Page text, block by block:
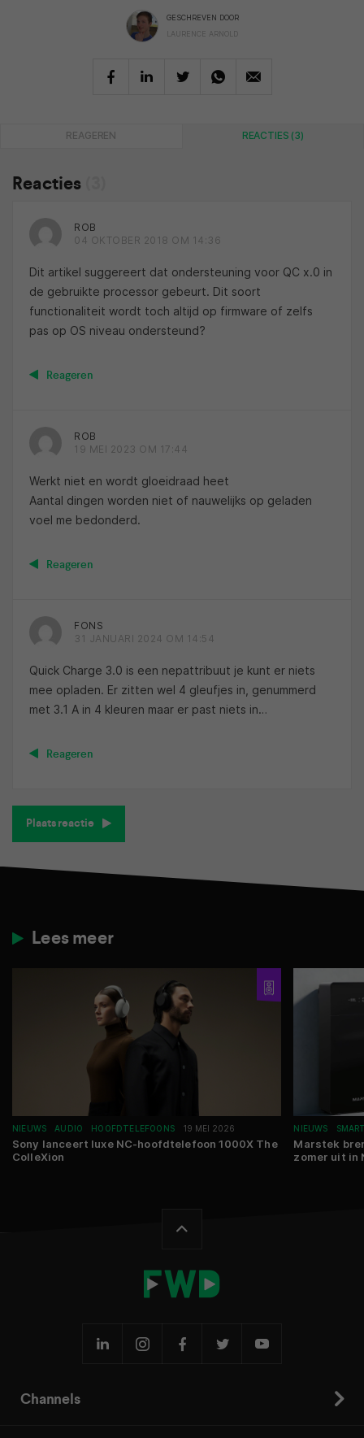
GESCHREVEN DOOR
LAURENCE ARNOLD
REAGEREN REACTIES (3)
Reacties
ROB
04 OKTOBER 2018 OM 14:36
Dit artikel suggereert dat ondersteuning voor QC x.0 in
de gebruikte processor gebeurt. Dit soort
functionaliteit wordt toch altijd op firmware of zelfs
pas op OS niveau ondersteund?
Reageren
ROB
19 MEI 2023 OM 17:44
Werkt niet en wordt gloeidraad heet
Aantal dingen worden niet of nauwelijks op geladen
voel me bedonderd.
Reageren
FONS
31 JANUARI 2024 OM 14:54
Quick Charge 3.0 is een nepattribuut je kunt er niets
mee opladen. Er zitten wel 4 gleufjes in, genummerd
met 3.1 A in 4 kleuren maar er past niets in…
Reageren
Plaats reactie
Lees meer
NIEUWS AUDIO HOOFDTELEFOONS 19 MEI 2026
Sony lanceert luxe NC-hoofdtelefoon 1000X The
ColleXion
NIEUWS
Marstek
zomer uit in
Channels